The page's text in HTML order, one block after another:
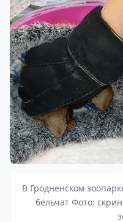
В Гродненском
бельчат Фото: